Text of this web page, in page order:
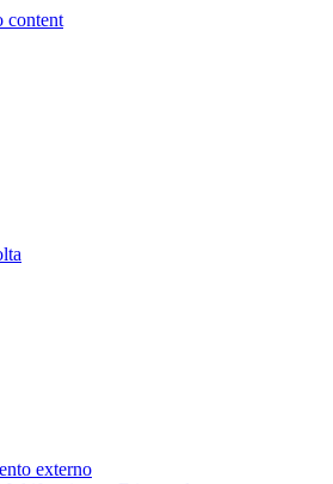
content
externo